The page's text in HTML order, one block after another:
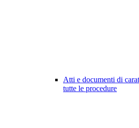
Atti e documenti di
tutte le procedure